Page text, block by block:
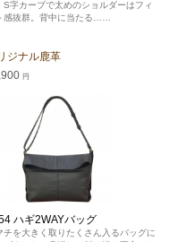
S字カーブで太めのショルダーはフィ
感抜群。背中に当たる……
ジナル鹿革
円
ハギ2WAYバッグ
チを大きく取りたくさん入るバッグに